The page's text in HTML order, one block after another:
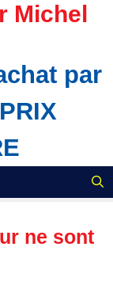
Michel
par
ne sont